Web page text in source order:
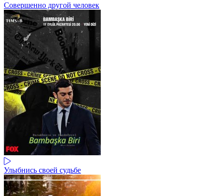
Совершенно другой человек
Улыбнись своей судьбе